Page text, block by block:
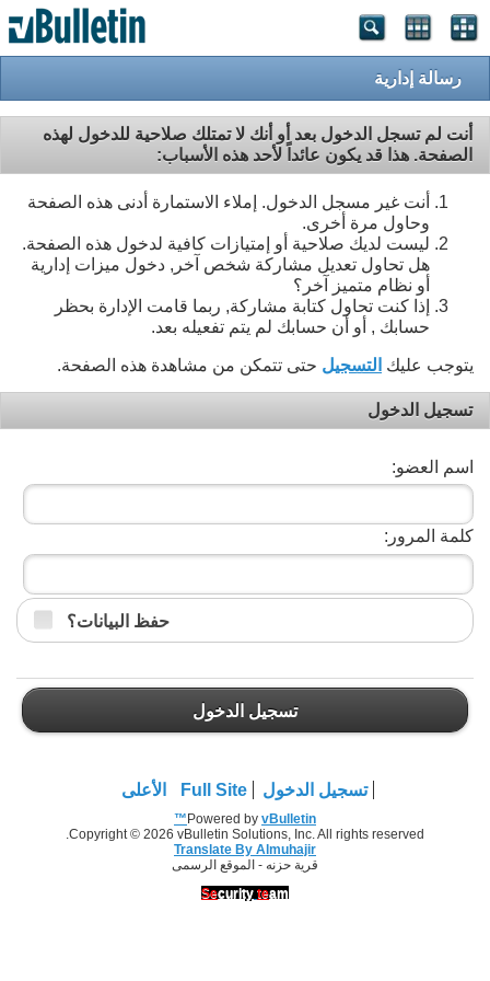
رسالة إدارية
أنت لم تسجل الدخول بعد أو أنك لا تمتلك صلاحية للدخول لهذه
الصفحة. هذا قد يكون عائداً لأحد هذه الأسباب:
أنت غير مسجل الدخول. إملاء الاستمارة أدنى هذه الصفحة
وحاول مرة أخرى.
ليست لديك صلاحية أو إمتيازات كافية لدخول هذه الصفحة.
هل تحاول تعديل مشاركة شخص آخر, دخول ميزات إدارية
أو نظام متميز آخر؟
إذا كنت تحاول كتابة مشاركة, ربما قامت الإدارة بحظر
حسابك , أو أن حسابك لم يتم تفعيله بعد.
يتوجب عليك التسجيل حتى تتمكن من مشاهدة هذه الصفحة.
تسجيل الدخول
اسم العضو:
كلمة المرور:
حفظ البيانات؟
تسجيل الدخول
تسجيل الدخول Full Site الأعلى
Powered by vBulletin™
Copyright © 2026 vBulletin Solutions, Inc. All rights reserved.
Translate By Almuhajir
قرية حزنه - الموقع الرسمى
Security team